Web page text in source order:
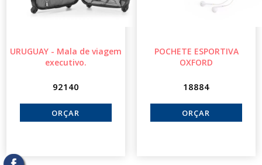
URUGUAY - Mala de viagem
executivo.
92140
POCHETE ESPORTIVA
OXFORD
18884